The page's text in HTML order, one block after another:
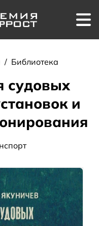
/ Библиотека
судовых
и